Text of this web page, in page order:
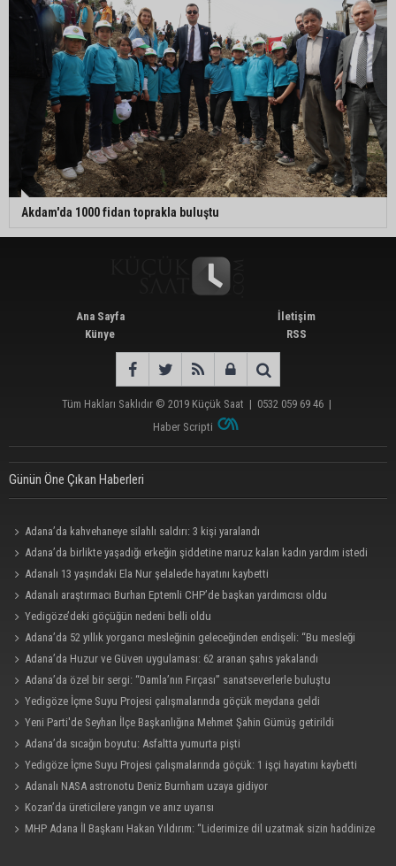
Akdam'da 1000 fidan toprakla buluştu
Ana Sayfa
Künye
İletişim
RSS
Tüm Hakları Saklıdır © 2019 Küçük Saat | 0532 059 69 46 |
Haber Scripti
Günün Öne Çıkan Haberleri
Adana’da kahvehaneye silahlı saldırı: 3 kişi yaralandı
Adana’da birlikte yaşadığı erkeğin şiddetine maruz kalan kadın yardım istedi
Adanalı 13 yaşındaki Ela Nur şelalede hayatını kaybetti
Adanalı araştırmacı Burhan Eptemli CHP’de başkan yardımcısı oldu
Yedigöze’deki göçüğün nedeni belli oldu
Adana’da 52 yıllık yorgancı mesleğinin geleceğinden endişeli: “Bu mesleği
çocuğuma bile öğretemedim”
Adana’da Huzur ve Güven uygulaması: 62 aranan şahıs yakalandı
Adana’da özel bir sergi: “Damla’nın Fırçası” sanatseverlerle buluştu
Yedigöze İçme Suyu Projesi çalışmalarında göçük meydana geldi
Yeni Parti'de Seyhan İlçe Başkanlığına Mehmet Şahin Gümüş getirildi
Adana’da sıcağın boyutu: Asfaltta yumurta pişti
Yedigöze İçme Suyu Projesi çalışmalarında göçük: 1 işçi hayatını kaybetti
Adanalı NASA astronotu Deniz Burnham uzaya gidiyor
Kozan’da üreticilere yangın ve anız uyarısı
MHP Adana İl Başkanı Hakan Yıldırım: “Liderimize dil uzatmak sizin haddinize